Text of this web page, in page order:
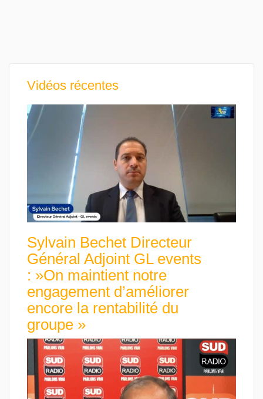
Vidéos récentes
Sylvain Bechet Directeur
Général Adjoint GL events
: »On maintient notre
engagement d’améliorer
encore la rentabilité du
groupe »